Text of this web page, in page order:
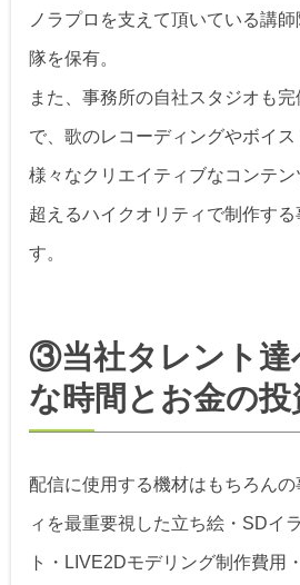
ノラプロを支えて頂いている講
隊を保有。
また、事務所の自社スタジオも
で、歌のレコーディングやボイ
様々なクリエイティブなコンテ
超えるハイクオリティで制作する
す。
③当社タレント達
な時間とお金の投
配信に使用する機材はもちろん
ィを最重要視した立ち絵・SDイ
ト・LIVE2Dモデリング制作費用